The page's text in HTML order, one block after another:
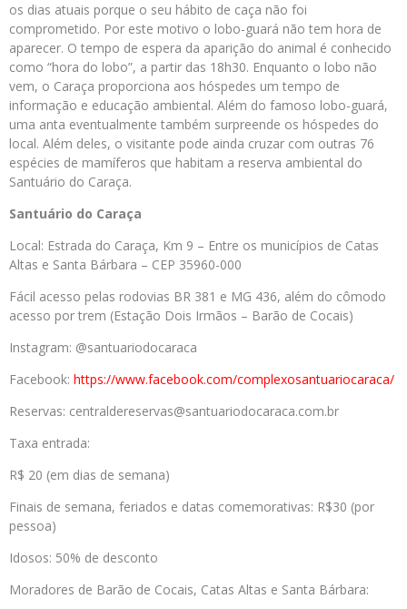
os dias atuais porque o seu hábito de caça não foi
comprometido. Por este motivo o lobo-guará não tem hora de
aparecer. O tempo de espera da aparição do animal é conhecido
como “hora do lobo”, a partir das 18h30. Enquanto o lobo não
vem, o Caraça proporciona aos hóspedes um tempo de
informação e educação ambiental. Além do famoso lobo-guará,
uma anta eventualmente também surpreende os hóspedes do
local. Além deles, o visitante pode ainda cruzar com outras 76
espécies de mamíferos que habitam a reserva ambiental do
Santuário do Caraça.
Santuário do Caraça
Local: Estrada do Caraça, Km 9 – Entre os municípios de Catas
Altas e Santa Bárbara – CEP 35960-000
Fácil acesso pelas rodovias BR 381 e MG 436, além do cômodo
acesso por trem (Estação Dois Irmãos – Barão de Cocais)
Instagram: @santuariodocaraca
Facebook: https://www.facebook.com/complexosantuariocaraca/
Reservas: centraldereservas@santuariodocaraca.com.br
Taxa entrada:
R$ 20 (em dias de semana)
Finais de semana, feriados e datas comemorativas: R$30 (por
pessoa)
Idosos: 50% de desconto
Moradores de Barão de Cocais, Catas Altas e Santa Bárbara: